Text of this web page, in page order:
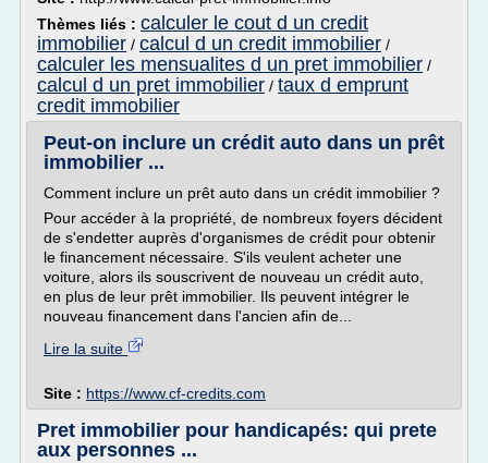
Thèmes liés : calculer le cout d un credit
immobilier / calcul d un credit immobilier /
calculer les mensualites d un pret immobilier /
calcul d un pret immobilier / taux d emprunt
credit immobilier
Peut-on inclure un crédit auto dans un prêt
immobilier ...
Comment inclure un prêt auto dans un crédit immobilier ?
Pour accéder à la propriété, de nombreux foyers décident
de s'endetter auprès d'organismes de crédit pour obtenir
le financement nécessaire. S'ils veulent acheter une
voiture, alors ils souscrivent de nouveau un crédit auto,
en plus de leur prêt immobilier. Ils peuvent intégrer le
nouveau financement dans l'ancien afin de...
Lire la suite
Site : https://www.cf-credits.com
Pret immobilier pour handicapés: qui prete
aux personnes ...